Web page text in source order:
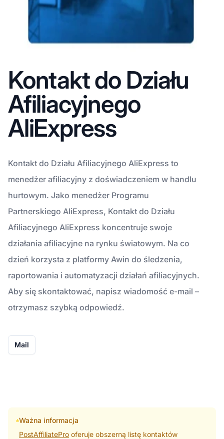
Kontakt do Działu
Afiliacyjnego
AliExpress
Kontakt do Działu Afiliacyjnego AliExpress to
menedżer afiliacyjny z doświadczeniem w handlu
hurtowym. Jako menedżer Programu
Partnerskiego AliExpress, Kontakt do Działu
Afiliacyjnego AliExpress koncentruje swoje
działania afiliacyjne na rynku światowym. Na co
dzień korzysta z platformy Awin do śledzenia,
raportowania i automatyzacji działań afiliacyjnych.
Aby się skontaktować, napisz wiadomość e-mail –
otrzymasz szybką odpowiedź.
Mail
Ważna informacja
PostAffiliatePro oferuje obszerną listę kontaktów